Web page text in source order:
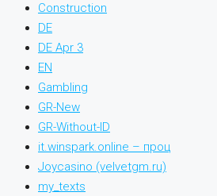
Construction
DE
DE Apr 3
EN
Gambling
GR-New
GR-Without-ID
it.winspark.online – проц
Joycasino (velvetgm.ru)
my_texts